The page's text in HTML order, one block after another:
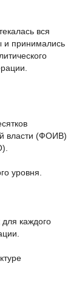
вся
и принимались
власти (ФОИВ)
уровня.
для каждого